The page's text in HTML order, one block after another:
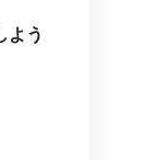
よう